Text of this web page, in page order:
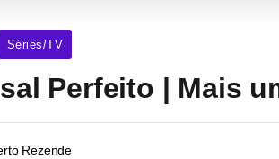
Séries/TV
Perfeito | Mais
Rezende